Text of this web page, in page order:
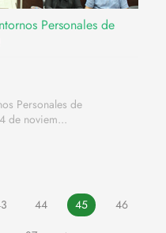
Personales de
Personales de
de noviem...
44 45
46